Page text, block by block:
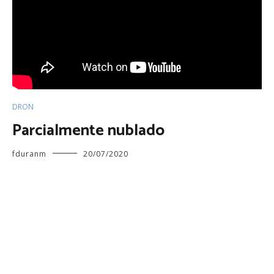
DRON
Parcialmente nublado
fduranm 20/07/2020